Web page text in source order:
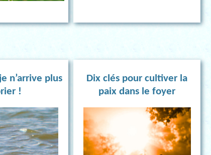
n’arrive plus
!
Dix clés pour cultiver la
paix dans le foyer